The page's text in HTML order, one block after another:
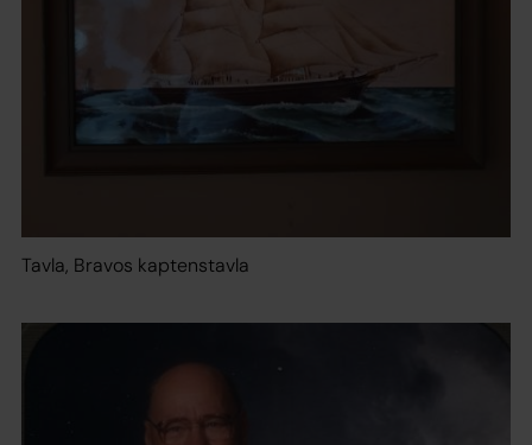
Tavla, Bravos kaptenstavla